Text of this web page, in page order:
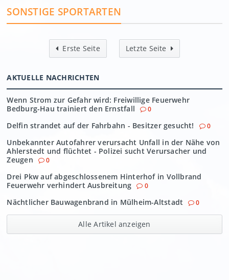
SONSTIGE SPORTARTEN
Erste Seite Letzte Seite
AKTUELLE NACHRICHTEN
Wenn Strom zur Gefahr wird: Freiwillige Feuerwehr
Bedburg-Hau trainiert den Ernstfall
0
Delfin strandet auf der Fahrbahn - Besitzer gesucht! 0
Unbekannter Autofahrer verursacht Unfall in der Nähe von
Ahlerstedt und flüchtet - Polizei sucht Verursacher und
Zeugen
0
Drei Pkw auf abgeschlossenem Hinterhof in Vollbrand
Feuerwehr verhindert Ausbreitung
0
Nächtlicher Bauwagenbrand in Mülheim-Altstadt 0
Alle Artikel anzeigen